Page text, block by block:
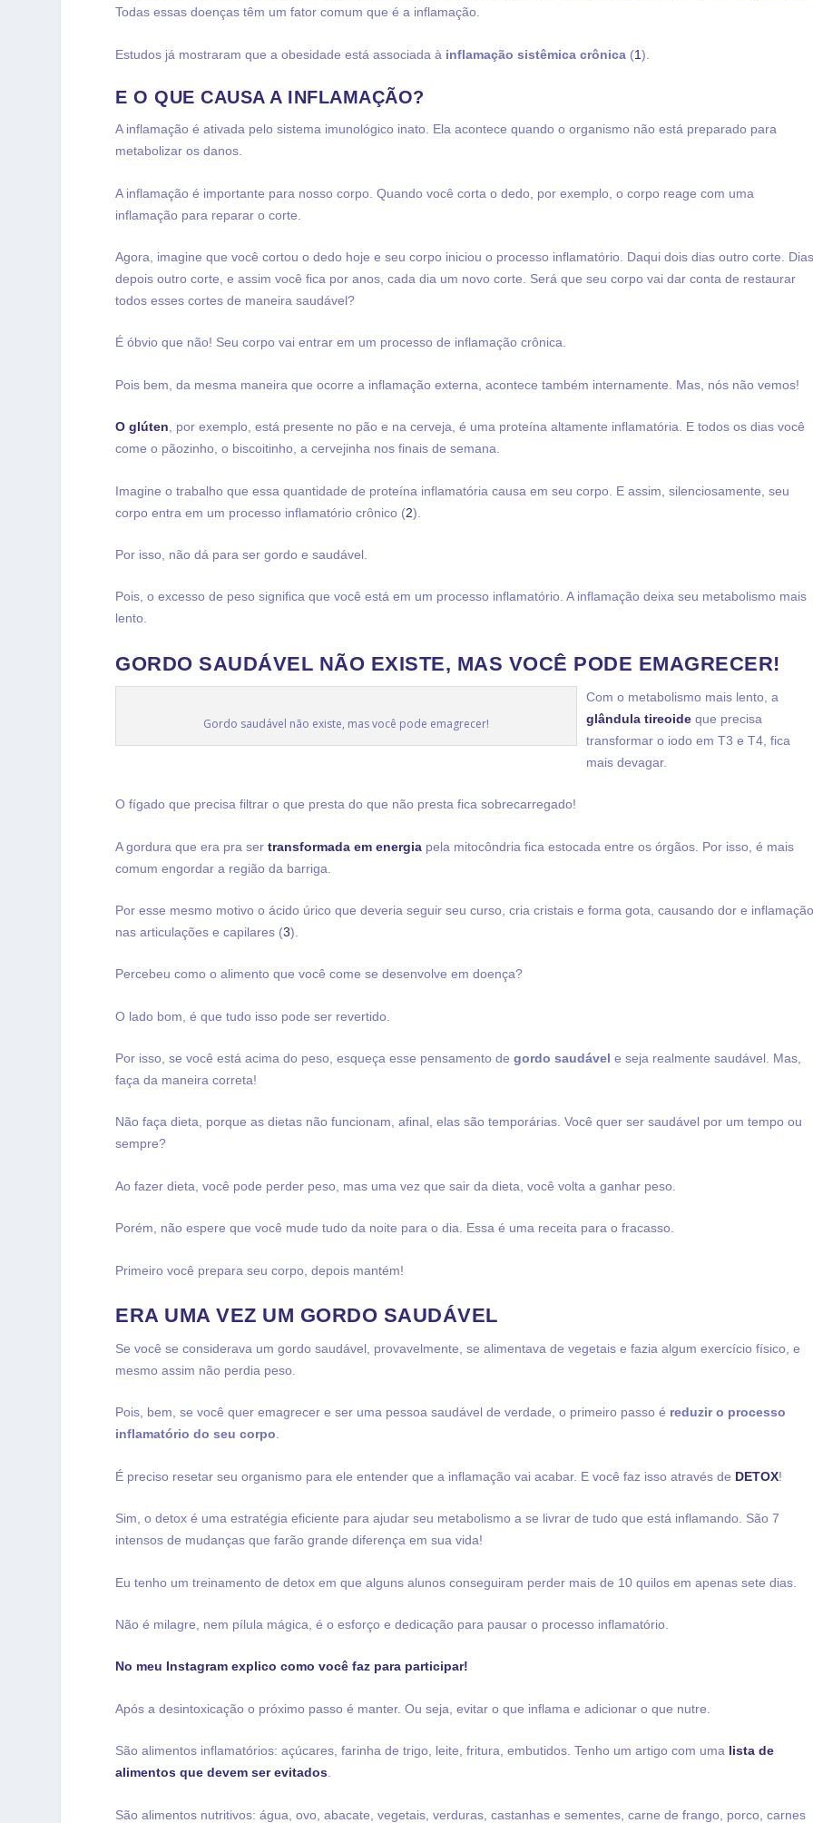
Todas essas doenças têm um fator comum que é a inflamação.
Estudos já mostraram que a obesidade está associada à inflamação sistêmica crônica (1).
E O QUE CAUSA A INFLAMAÇÃO?
A inflamação é ativada pelo sistema imunológico inato. Ela acontece quando o organismo não está preparado para
metabolizar os danos.
A inflamação é importante para nosso corpo. Quando você corta o dedo, por exemplo, o corpo reage com uma
inflamação para reparar o corte.
Agora, imagine que você cortou o dedo hoje e seu corpo iniciou o processo inflamatório. Daqui dois dias outro corte.
depois outro corte, e assim você fica por anos, cada dia um novo corte. Será que seu corpo vai dar conta de restaurar
todos esses cortes de maneira saudável?
É óbvio que não! Seu corpo vai entrar em um processo de inflamação crônica.
Pois bem, da mesma maneira que ocorre a inflamação externa, acontece também internamente. Mas, nós não vemos!
O glúten , por exemplo, está presente no pão e na cerveja, é uma proteína altamente inflamatória. E todos os dias você
come o pãozinho, o biscoitinho, a cervejinha nos finais de semana.
Imagine o trabalho que essa quantidade de proteína inflamatória causa em seu corpo. E assim, silenciosamente, seu
corpo entra em um processo inflamatório crônico (2).
Por isso, não dá para ser gordo e saudável.
Pois, o excesso de peso significa que você está em um processo inflamatório. A inflamação deixa seu metabolismo mais
lento.
GORDO SAUDÁVEL NÃO EXISTE, MAS VOCÊ PODE EMAGRECER!
Gordo saudável não existe, mas você pode emagrecer!
Com o metabolismo mais lento, a
glândula tireoide que precisa
transformar o iodo em T3 e T4, fica
mais devagar.
O fígado que precisa filtrar o que presta do que não presta fica sobrecarregado!
A gordura que era pra sertransformada em energia pela mitocôndria fica estocada entre os órgãos. Por isso, é mais
comum engordar a região da barriga.
Por esse mesmo motivo o ácido úrico que deveria seguir seu curso, cria cristais e forma gota, causando dor e
nas articulações e capilares (3).
Percebeu como o alimento que você come se desenvolve em doença?
O lado bom, é que tudo isso pode ser revertido.
Por isso, se você está acima do peso, esqueça esse pensamento degordo saudável e seja realmente saudável. Mas,
faça da maneira correta!
Não faça dieta, porque as dietas não funcionam, afinal, elas são temporárias. Você quer ser saudável por um tempo ou
sempre?
Ao fazer dieta, você pode perder peso, mas uma vez que sair da dieta, você volta a ganhar peso.
Porém, não espere que você mude tudo da noite para o dia. Essa é uma receita para o fracasso.
Primeiro você prepara seu corpo, depois mantém!
ERA UMA VEZ UM GORDO SAUDÁVEL
Se você se considerava um gordo saudável, provavelmente, se alimentava de vegetais e fazia algum exercício físico, e
mesmo assim não perdia peso.
Pois, bem, se você quer emagrecer e ser uma pessoa saudável de verdade, o primeiro passo é reduzir o processo
inflamatório do seu corpo.
É preciso resetar seu organismo para ele entender que a inflamação vai acabar. E você faz isso através de DETOX!
Sim, o detox é uma estratégia eficiente para ajudar seu metabolismo a se livrar de tudo que está inflamando. São 7
intensos de mudanças que farão grande diferença em sua vida!
Eu tenho um treinamento de detox em que alguns alunos conseguiram perder mais de 10 quilos em apenas sete dias.
Não é milagre, nem pílula mágica, é o esforço e dedicação para pausar o processo inflamatório.
No meu Instagram explico como você faz para participar!
Após a desintoxicação o próximo passo é manter. Ou seja, evitar o que inflama e adicionar o que nutre.
São alimentos inflamatórios: açúcares, farinha de trigo, leite, fritura, embutidos. Tenho um artigo com uma lista de
alimentos que devem ser evitados
São alimentos nutritivos: água, ovo, abacate, vegetais, verduras, castanhas e sementes, carne de frango, porco, carnes